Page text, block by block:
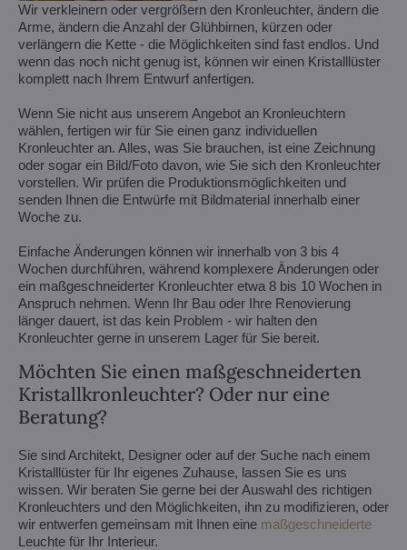
Wir verkleinern oder vergrößern den Kronleuchter, ändern die
Arme, ändern die Anzahl der Glühbirnen, kürzen oder
verlängern die Kette - die Möglichkeiten sind fast endlos. Und
wenn das noch nicht genug ist, können wir einen Kristalllüster
komplett nach Ihrem Entwurf anfertigen.
Wenn Sie nicht aus unserem Angebot an Kronleuchtern
wählen, fertigen wir für Sie einen ganz individuellen
Kronleuchter an. Alles, was Sie brauchen, ist eine Zeichnung
oder sogar ein Bild/Foto davon, wie Sie sich den Kronleuchter
vorstellen. Wir prüfen die Produktionsmöglichkeiten und
senden Ihnen die Entwürfe mit Bildmaterial innerhalb einer
Woche zu.
Einfache Änderungen können wir innerhalb von 3 bis 4
Wochen durchführen, während komplexere Änderungen oder
ein maßgeschneiderter Kronleuchter etwa 8 bis 10 Wochen in
Anspruch nehmen. Wenn Ihr Bau oder Ihre Renovierung
länger dauert, ist das kein Problem - wir halten den
Kronleuchter gerne in unserem Lager für Sie bereit.
Möchten Sie einen maßgeschneiderten
Kristallkronleuchter? Oder nur eine
Beratung?
Sie sind Architekt, Designer oder auf der Suche nach einem
Kristalllüster für Ihr eigenes Zuhause, lassen Sie es uns
wissen. Wir beraten Sie gerne bei der Auswahl des richtigen
Kronleuchters und den Möglichkeiten, ihn zu modifizieren, oder
wir entwerfen gemeinsam mit Ihnen eine maßgeschneiderte
Leuchte für Ihr Interieur.